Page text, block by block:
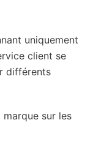
uniquement
client se
différents
sur les